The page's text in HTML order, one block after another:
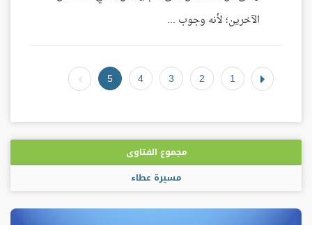
الآخرين؛ لأنه وجوب ...
1
2
3
4
5
مجموع الفتاوى
مسيرة عطاء